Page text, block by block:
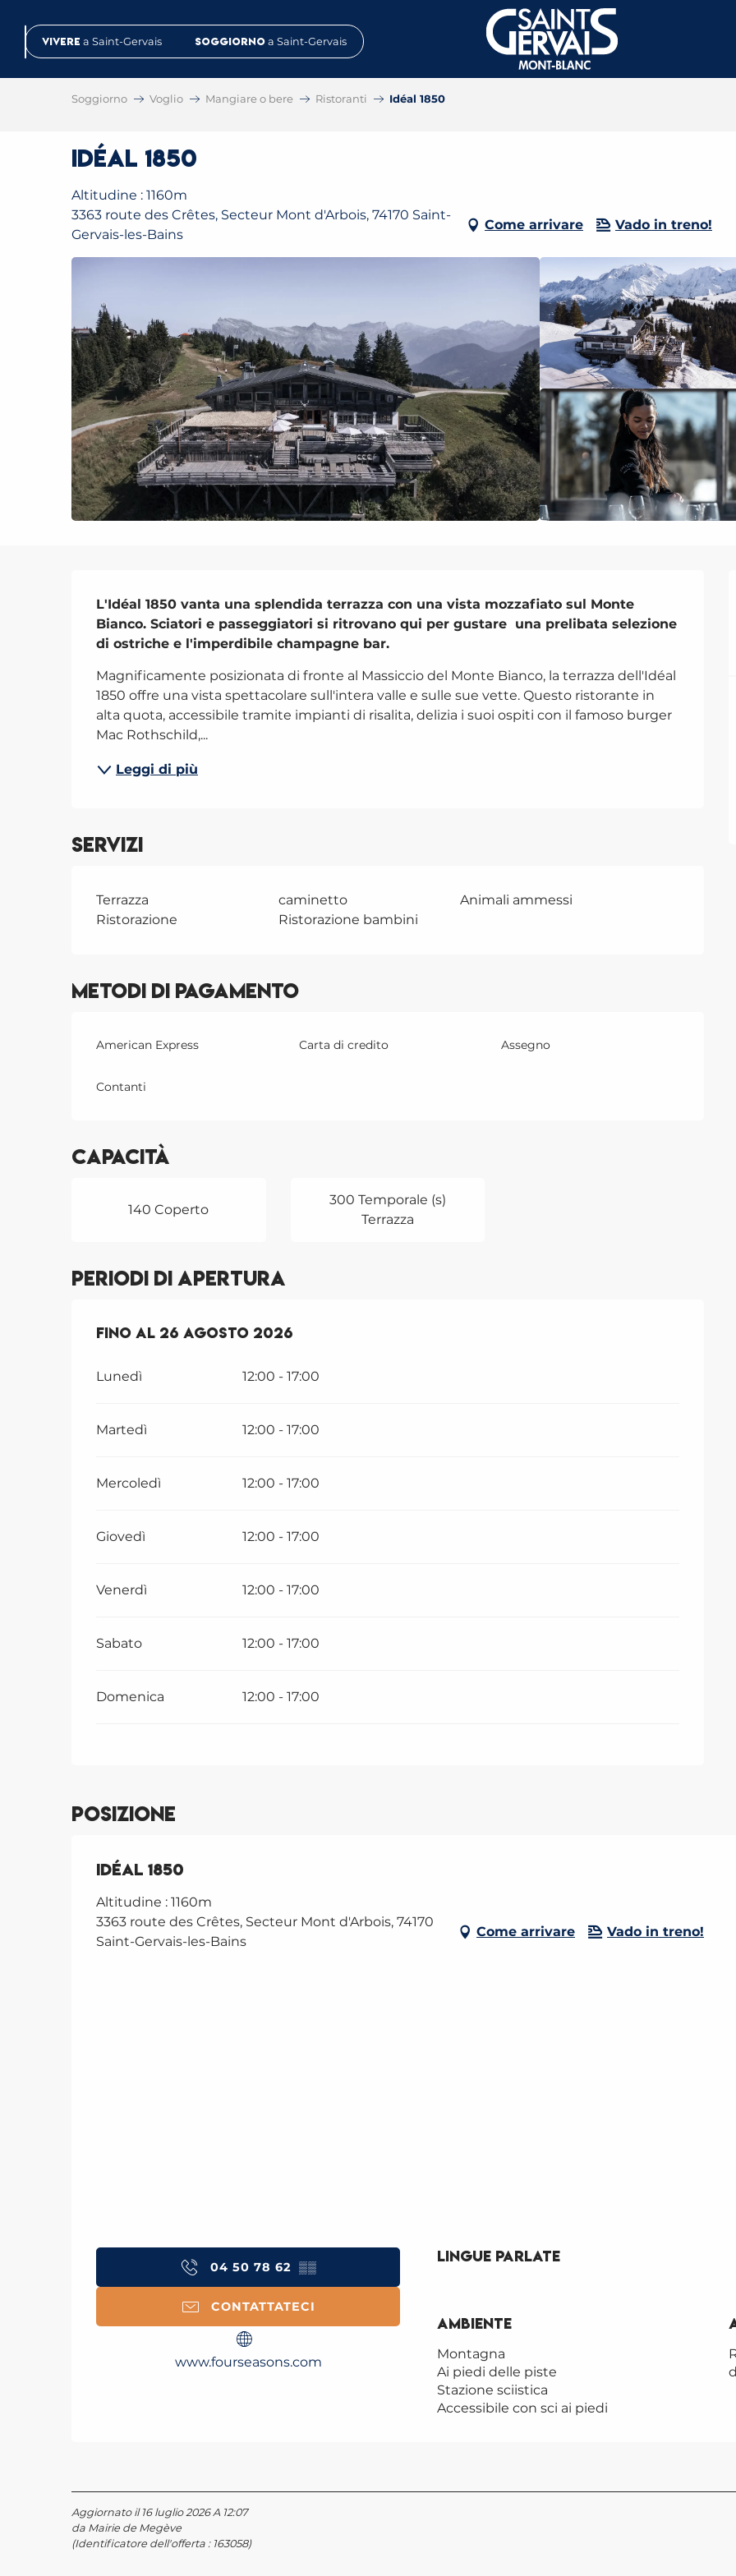
contenuVivere a Saint-Gervais Soggiorno a Saint-Gervais
Soggiorno Voglio Mangiare o bere Ristoranti Idéal 1850
Idéal 1850
Altitudine : 1160m
3363 route des Crêtes, Secteur Mont d'Arbois, 74170 Saint-
Gervais-les-Bains
Come arrivare Vado in treno!
Descrizione
L'Idéal 1850 vanta una splendida terrazza con una vista mozzafiato sul Monte
Bianco. Sciatori e passeggiatori si ritrovano qui per gustare  una prelibata selezione
di ostriche e l'imperdibile champagne bar.
Magnificamente posizionata di fronte al Massiccio del Monte Bianco, la terrazza dell'Idéal
1850 offre una vista spettacolare sull'intera valle e sulle sue vette. Questo ristorante in
alta quota, accessibile tramite impianti di risalita, delizia i suoi ospiti con il famoso burger
Mac Rothschild,...
Leggi di più
Servizi
Terrazza caminetto
Animali ammessi
Ristorazione
Ristorazione bambini
Metodi di pagamento
American Express Carta di credito Assegno
Contanti
Capacità
140 Coperto
300 Temporale (s)
Terrazza
Periodi di apertura
Dal11 luglio 2026al26 agosto 2026
Fino al 26 agosto 2026
Lunedì 12:00 - 17:00
Martedì 12:00 - 17:00
Mercoledì 12:00 - 17:00
Giovedì 12:00 - 17:00
Venerdì 12:00 - 17:00
Sabato 12:00 - 17:00
Domenica 12:00 - 17:00
Posizione
Idéal 1850
Altitudine : 1160m
3363 route des Crêtes, Secteur Mont d'Arbois, 74170
Saint-Gervais-les-Bains
Come arrivare Vado in treno!
04 50 78 62 ▒▒
CONTATTATECI
www.fourseasons.com
Lingue parlate
Lingue parlate
Ambiente
Ambiente
Montagna
Ai piedi delle piste
Stazione sciistica
Accessibile con sci ai piedi
Aggiornato il 16 luglio 2026 A 12:07
da Mairie de Megève
(Identificatore dell'offerta : 163058)